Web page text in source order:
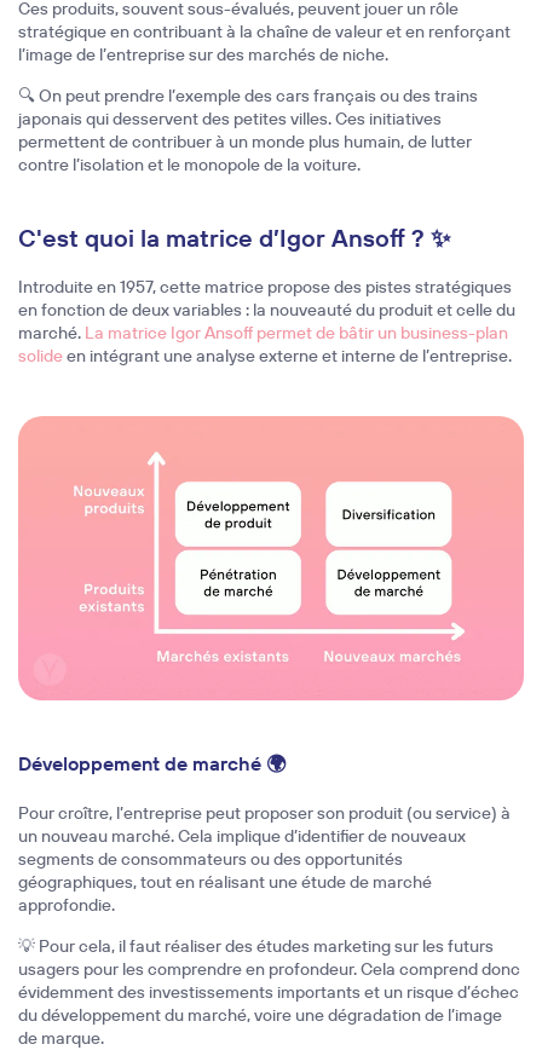
Ces produits, souvent sous-évalués, peuvent jouer un rôle
stratégique en contribuant à la chaîne de valeur et en renforçant
l’image de l’entreprise sur des marchés de niche.
🔍 On peut prendre l’exemple des cars français ou des trains
japonais qui desservent des petites villes. Ces initiatives
permettent de contribuer à un monde plus humain, de lutter
contre l’isolation et le monopole de la voiture.
C'est quoi la matrice d’Igor Ansoff ? ✨
Introduite en 1957, cette matrice propose des pistes stratégiques
en fonction de deux variables : la nouveauté du produit et celle du
marché. La matrice Igor Ansoff permet de bâtir un business-plan
solideen intégrant une analyse externe et interne de l’entreprise.
Single image
Développement de marché 🌍
Pour croître, l’entreprise peut proposer son produit (ou service) à
un nouveau marché. Cela implique d’identifier de nouveaux
segments de consommateurs ou des opportunités
géographiques, tout en réalisant une étude de marché
approfondie.
💡 Pour cela, il faut réaliser des études marketing sur les futurs
usagers pour les comprendre en profondeur. Cela comprend donc
évidemment des investissements importants et un risque d’échec
du développement du marché, voire une dégradation de l’image
de marque.